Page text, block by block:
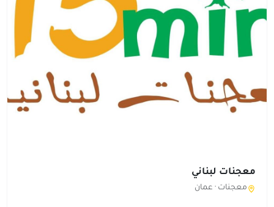
معجنات لبناني
معجنات · عمان